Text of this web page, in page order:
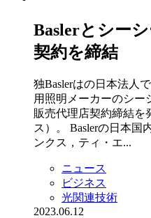
Baslerとシー
契約を締結
独Baslerはの日本法人
用照明メーカーのシー
販売代理店契約締結を
ス）。 Baslerの日本国
ンクス，ティ・エ...
ニュース
ビジネス
光関連技術
2023.06.12